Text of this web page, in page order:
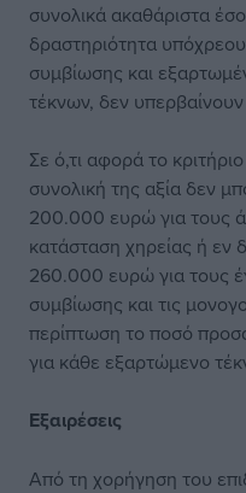
συνολικά ακαθάριστα
δραστηριότητα
συμβίωσης και
τέκνων, δεν
Σε ό,τι αφορά το
συνολική της αξία δεν
200.000 ευρώ για τους
κατάσταση χηρείας ή εν
260.000 ευρώ για τους
συμβίωσης και τις
περίπτωση το ποσό
για κάθε εξαρτώμενο
Εξαιρέσεις
Από τη χορήγηση του